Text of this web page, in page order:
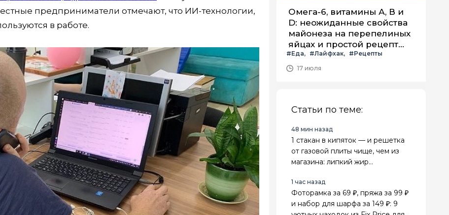
предприниматели отмечают, что ИИ-технологии,
в работе.
Омега-6, витамины А, В и
D: неожиданные свойства
майонеза на перепелиных
яйцах и простой рецепт
летнего салата с ним
#Еда #Лайфхак
#Рецепты
17 июля
Статьи по теме:
48 мин назад
1 стакан в кипяток — и решетка
от газовой плиты чище, чем из
магазина: липкий жир
1 час назад
Фоторамка за 69 ₽, пряжа за 99 ₽
и набор для шарфа за 149 ₽: 9